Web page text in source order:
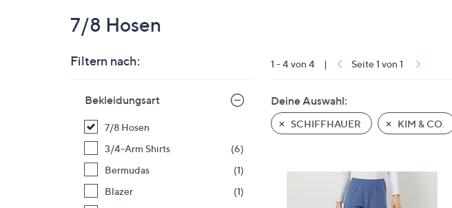
und
unten
oder
wischen
7/8 Hosen
Filtern nach:
Produktliste
Bekleidungsart
7/8 Hosen
3/4-Arm Shirts
(6)
Bermudas
(1)
Blazer
(1)
1 - 4 von 4 | Seite 1 von 1
Deine Auswahl:
SCHIFFHAUER KIM & CO.